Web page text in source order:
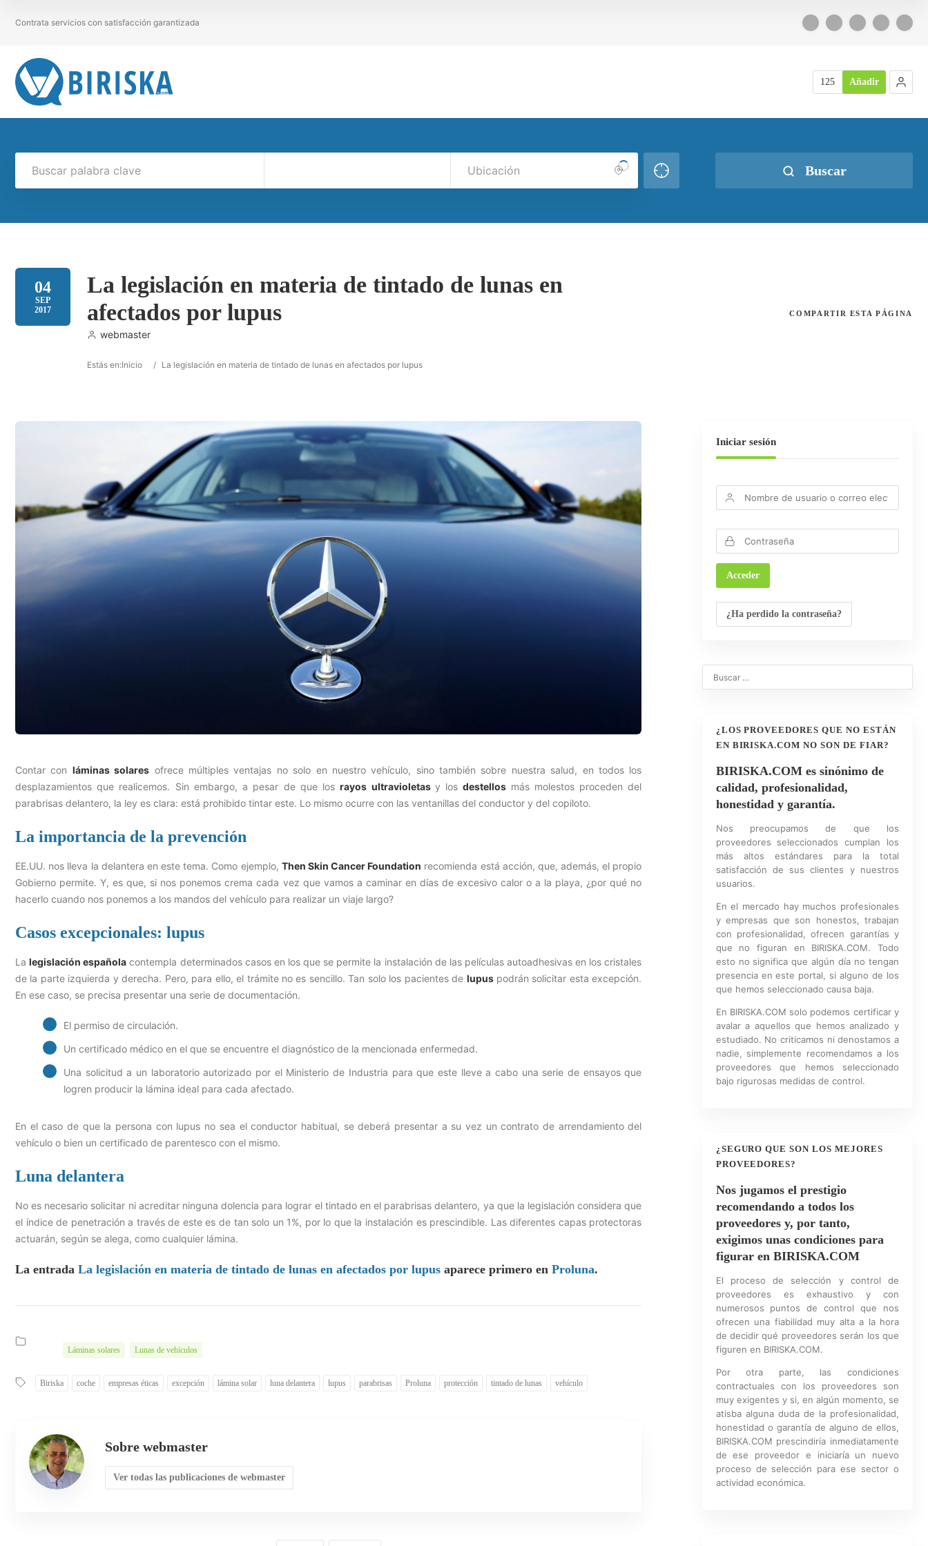
Contrata servicios con satisfacción garantizada
125 Añadir
Buscar
04
SEP
2017
La legislación en materia de tintado de lunas en
afectados por lupus
webmaster
Estás en:Inicio / La legislación en materia de tintado de lunas en afectados por lupus
COMPARTIR ESTA PÁGINA
Contar con láminas solares ofrece múltiples ventajas no solo en nuestro vehículo, sino también sobre nuestra salud, en todos los
desplazamientos que realicemos. Sin embargo, a pesar de que losrayos ultravioletas y losdestellos más molestos proceden del
parabrisas delantero, la ley es clara: está prohibido tintar este. Lo mismo ocurre con las ventanillas del conductor y del copiloto.
La importancia de la prevención
EE.UU. nos lleva la delantera en este tema. Como ejemplo, Then Skin Cancer Foundation recomienda está acción, que, además, el propio
Gobierno permite. Y, es que, si nos ponemos crema cada vez que vamos a caminar en días de excesivo calor o a la playa, ¿por qué no
hacerlo cuando nos ponemos a los mandos del vehículo para realizar un viaje largo?
Casos excepcionales: lupus
Lalegislación española contempla determinados casos en los que se permite la instalación de las películas autoadhesivas en los cristales
de la parte izquierda y derecha. Pero, para ello, el trámite no es sencillo. Tan solo los pacientes de lupuspodrán solicitar esta excepción.
En ese caso, se precisa presentar una serie de documentación.
El permiso de circulación.
Un certificado médico en el que se encuentre el diagnóstico de la mencionada enfermedad.
Una solicitud a un laboratorio autorizado por el Ministerio de Industria para que este lleve a cabo una serie de ensayos que
logren producir la lámina ideal para cada afectado.
En el caso de que la persona con lupus no sea el conductor habitual, se deberá presentar a su vez un contrato de arrendamiento del
vehículo o bien un certificado de parentesco con el mismo.
Luna delantera
No es necesario solicitar ni acreditar ninguna dolencia para lograr el tintado en el parabrisas delantero, ya que la legislación considera que
el índice de penetración a través de este es de tan solo un 1%, por lo que la instalación es prescindible. Las diferentes capas protectoras
actuarán, según se alega, como cualquier lámina.
La entrada La legislación en materia de tintado de lunas en afectados por lupus aparece primero en Proluna.
Láminas solares Lunas de vehículos
Biriska coche empresas éticas excepción lámina solar luna delantera lupus parabrisas Proluna protección tintado de lunas vehículo
Sobre webmaster
Ver todas las publicaciones de webmaster
Iniciar sesión
¿Ha perdido la contraseña?
¿LOS PROVEEDORES QUE NO ESTÁN
EN BIRISKA.COM NO SON DE FIAR?
BIRISKA.COM es sinónimo de
calidad, profesionalidad,
honestidad y garantía.
Nos preocupamos de que los
proveedores seleccionados cumplan los
más altos estándares para la total
satisfacción de sus clientes y nuestros
usuarios.
En el mercado hay muchos profesionales
y empresas que son honestos, trabajan
con profesionalidad, ofrecen garantías y
que no figuran en BIRISKA.COM. Todo
esto no significa que algún día no tengan
presencia en este portal, si alguno de los
que hemos seleccionado causa baja.
En BIRISKA.COM solo podemos certificar y
avalar a aquellos que hemos analizado y
estudiado. No criticamos ni denostamos a
nadie, simplemente recomendamos a los
proveedores que hemos seleccionado
bajo rigurosas medidas de control.
¿SEGURO QUE SON LOS MEJORES
PROVEEDORES?
Nos jugamos el prestigio
recomendando a todos los
proveedores y, por tanto,
exigimos unas condiciones para
figurar en BIRISKA.COM
El proceso de selección y control de
proveedores es exhaustivo y con
numerosos puntos de control que nos
ofrecen una fiabilidad muy alta a la hora
de decidir qué proveedores serán los que
figuren en BIRISKA.COM.
Por otra parte, las condiciones
contractuales con los proveedores son
muy exigentes y si, en algún momento, se
atisba alguna duda de la profesionalidad,
honestidad o garantía de alguno de ellos,
BIRISKA.COM prescindiría inmediatamente
de ese proveedor e iniciaría un nuevo
proceso de selección para ese sector o
actividad económica.